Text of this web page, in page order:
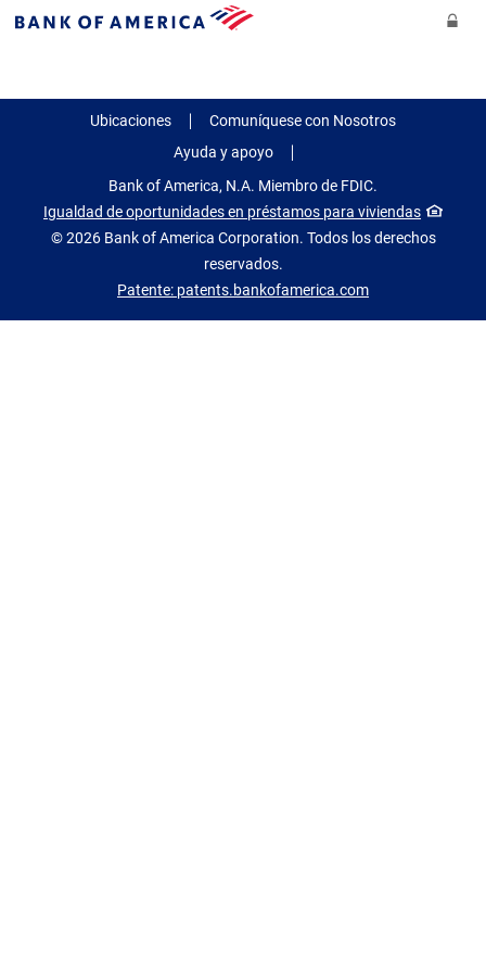
Bank
Ubicaciones
Comuníquese con Nosotros
Ayuda y apoyo
Bank of America, N.A. Miembro de FDIC.
Igualdad de oportunidades en préstamos para viviendasnueva
ventana
© 2026 Bank of America Corporation. Todos los derechos
reservados.
Patente: patents.bankofamerica.com